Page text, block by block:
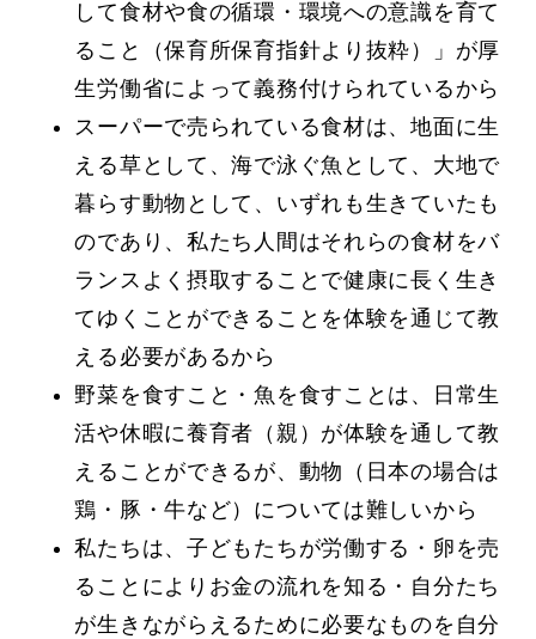
して食材や食の循環・環境への意識を育て
ること（保育所保育指針より抜粋）」が厚
生労働省によって義務付けられているから
スーパーで売られている食材は、地面に生
える草として、海で泳ぐ魚として、大地で
暮らす動物として、いずれも生きていたも
のであり、私たち人間はそれらの食材をバ
ランスよく摂取することで健康に長 く生き
てゆくことができることを体験を通じて教
える必要があるから
野菜を食すこと・魚を食すことは、日常生
活や休暇に養育者（親）が体験を通して教
えることができるが、動物（日本の場合は
鶏・豚・牛など）については難しいから
私たちは、子どもたちが労働する・卵を売
ることによりお金の流れを知る・自分たち
が生きながらえるために必要なものを自分